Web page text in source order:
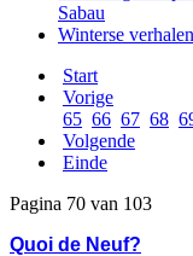
Sabau
Winterse verhalen
Start
Vorige
65 66 67 68
Volgende
Einde
Pagina 70 van 103
Quoi de Neuf?